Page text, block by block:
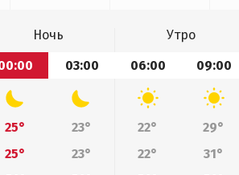
Ночь Утро
03:00 06:00 09:00
25° 23° 22° 29°
25°
23° 22° 31°